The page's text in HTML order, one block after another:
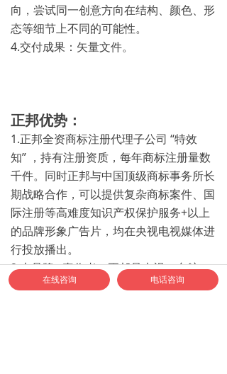
向，尝试同一创意方向在结构、颜色、形
态等细节上不同的可能性。
4.交付成果：矢量文件。
正邦优势：
1.正邦全资商标注册代理子公司 “特效
知” ，持有注册资质 ，每年商标注册量数
千件。同时正邦与中国顶级商标事务所长
期战略合作，可以提供复杂商标案件、国
际注册等高难度知识产权保护服务+以上
的品牌形象广告片，均在央视电视媒体进
行投放播出。
2.大品牌 · 真作者：正邦是央视、东航、
中国移动、中国电信、中车、广汽、中旅
在线咨询 电话咨询